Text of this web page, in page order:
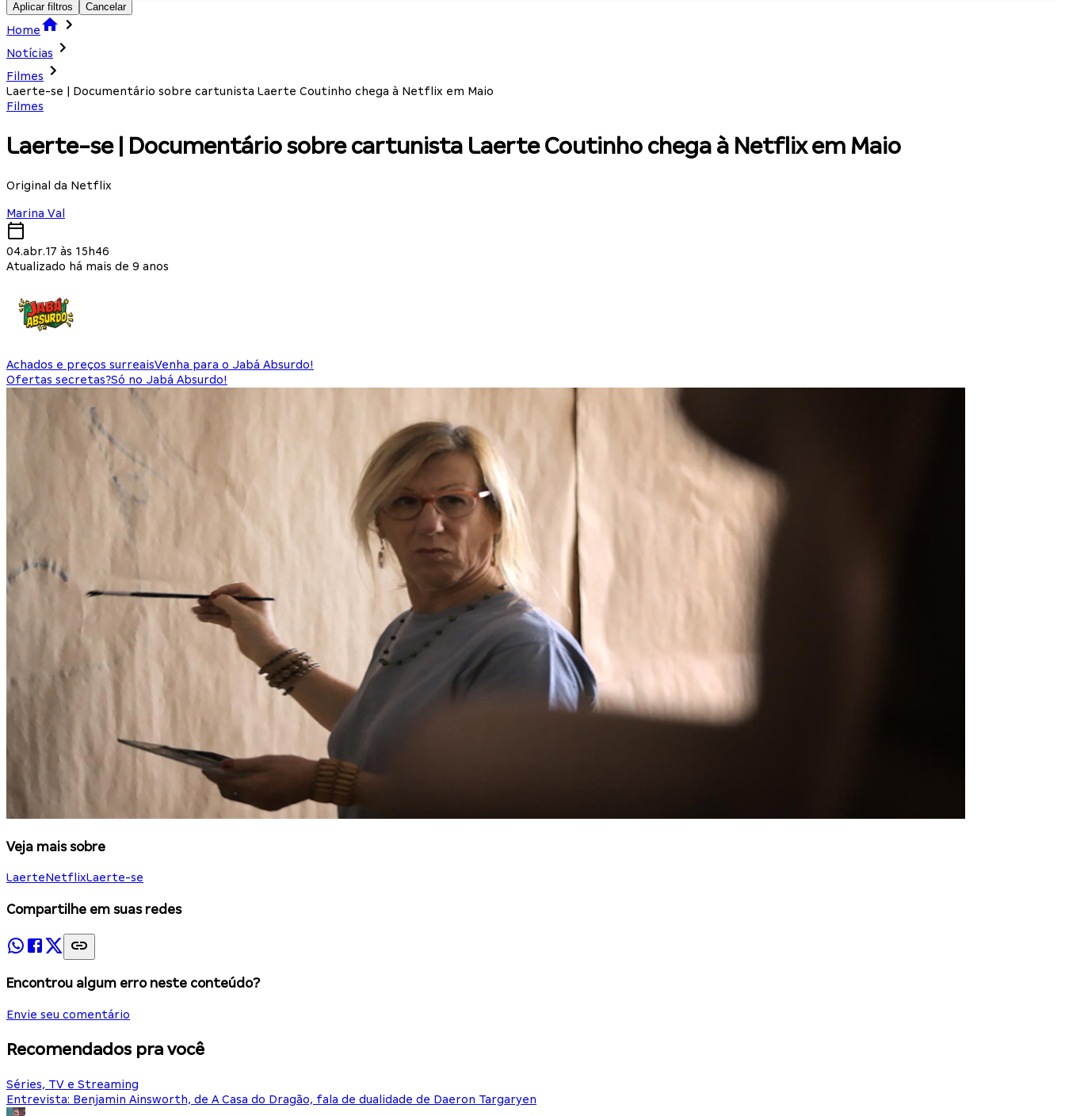
Aplicar filtros Cancelar
Home
Notícias
Filmes
Laerte-se | Documentário sobre cartunista Laerte Coutinho chega à Netflix em Maio
Filmes
Laerte-se | Documentário sobre cartunista Laerte Coutinho chega à Netflix em Maio
Original da Netflix
Marina Val
04.abr.17 às 15h46
Atualizado há mais de 9 anos
Achados e preços surreaisVenha para o Jabá Absurdo!
Ofertas secretas?Só no Jabá Absurdo!
Veja mais sobre
LaerteNetflixLaerte-se
Compartilhe em suas redes
Encontrou algum erro neste conteúdo?
Envie seu comentário
Recomendados pra você
Séries, TV e Streaming
Entrevista: Benjamin Ainsworth, de A Casa do Dragão, fala de dualidade de Daeron Targaryen